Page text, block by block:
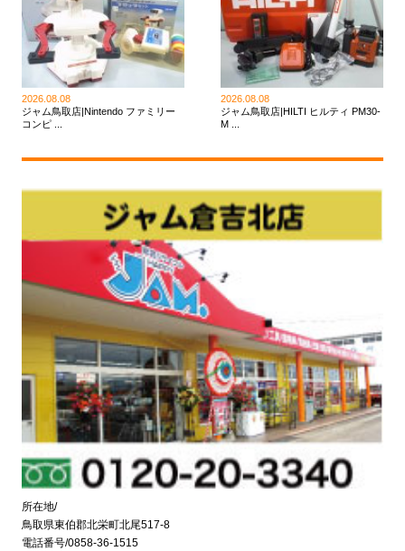
2026.08.08
ジャム鳥取店|Nintendo ファミリー
コンピ ...
2026.08.08
ジャム鳥取店|HILTI ヒルティ PM30-
M ...
所在地/
鳥取県東伯郡北栄町北尾517-8
電話番号/0858-36-1515